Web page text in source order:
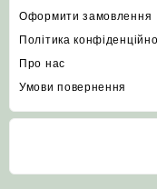
Оформити замовлення
Політика
Про нас
Умови повернення